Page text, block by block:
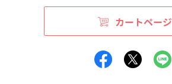
カートページ